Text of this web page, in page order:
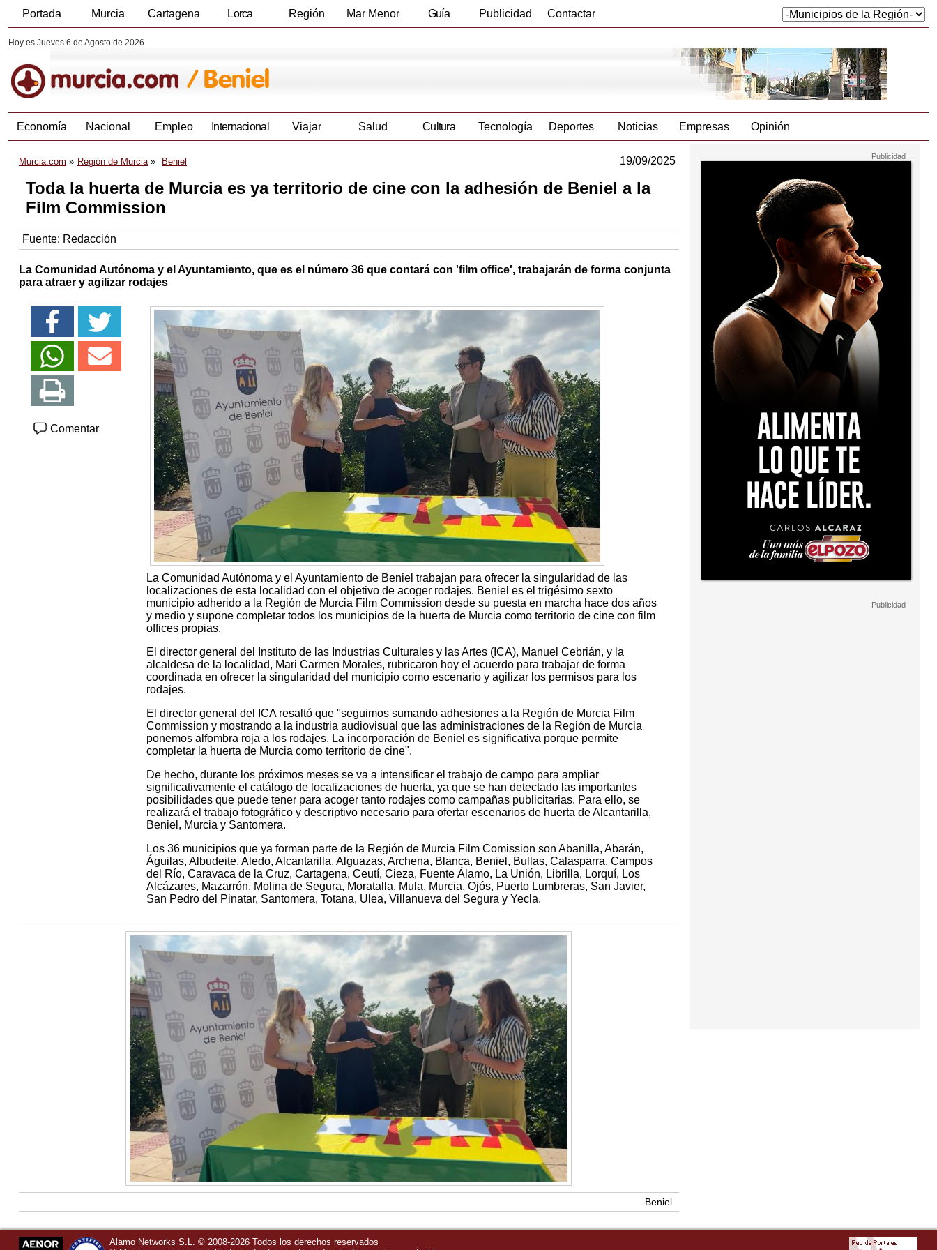
Portada Murcia Cartagena Lorca Región Mar Menor Guía Publicidad Contactar
Hoy es Jueves 6 de Agosto de 2026
Economía Nacional Empleo Internacional Viajar Salud Cultura Tecnología Deportes Noticias Empresas Opinión
Murcia.com Región de Murcia Beniel 19/09/2025
Toda la huerta de Murcia es ya territorio de cine con la adhesión de Beniel a la
Film Commission
Fuente: Redacción
La Comunidad Autónoma y el Ayuntamiento, que es el número 36 que contará con 'film office', trabajarán de forma conjunta
para atraer y agilizar rodajes
Comentar
La Comunidad Autónoma y el Ayuntamiento de Beniel trabajan para ofrecer la singularidad de las
localizaciones de esta localidad con el objetivo de acoger rodajes. Beniel es el trigésimo sexto
municipio adherido a la Región de Murcia Film Commission desde su puesta en marcha hace dos años
y medio y supone completar todos los municipios de la huerta de Murcia como territorio de cine con film
offices propias.
El director general del Instituto de las Industrias Culturales y las Artes (ICA), Manuel Cebrián, y la
alcaldesa de la localidad, Mari Carmen Morales, rubricaron hoy el acuerdo para trabajar de forma
coordinada en ofrecer la singularidad del municipio como escenario y agilizar los permisos para los
rodajes.
El director general del ICA resaltó que "seguimos sumando adhesiones a la Región de Murcia Film
Commission y mostrando a la industria audiovisual que las administraciones de la Región de Murcia
ponemos alfombra roja a los rodajes. La incorporación de Beniel es significativa porque permite
completar la huerta de Murcia como territorio de cine".
De hecho, durante los próximos meses se va a intensificar el trabajo de campo para ampliar
significativamente el catálogo de localizaciones de huerta, ya que se han detectado las importantes
posibilidades que puede tener para acoger tanto rodajes como campañas publicitarias. Para ello, se
realizará el trabajo fotográfico y descriptivo necesario para ofertar escenarios de huerta de Alcantarilla,
Beniel, Murcia y Santomera.
Los 36 municipios que ya forman parte de la Región de Murcia Film Comission son Abanilla, Abarán,
Águilas, Albudeite, Aledo, Alcantarilla, Alguazas, Archena, Blanca, Beniel, Bullas, Calasparra, Campos
del Río, Caravaca de la Cruz, Cartagena, Ceutí, Cieza, Fuente Álamo, La Unión, Librilla, Lorquí, Los
Alcázares, Mazarrón, Molina de Segura, Moratalla, Mula, Murcia, Ojós, Puerto Lumbreras, San Javier,
San Pedro del Pinatar, Santomera, Totana, Ulea, Villanueva del Segura y Yecla.
Beniel
Alamo Networks S.L. © 2008-2026 Todos los derechos reservados